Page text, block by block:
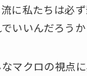
に私たちは必
いいんだろう
マクロの視点